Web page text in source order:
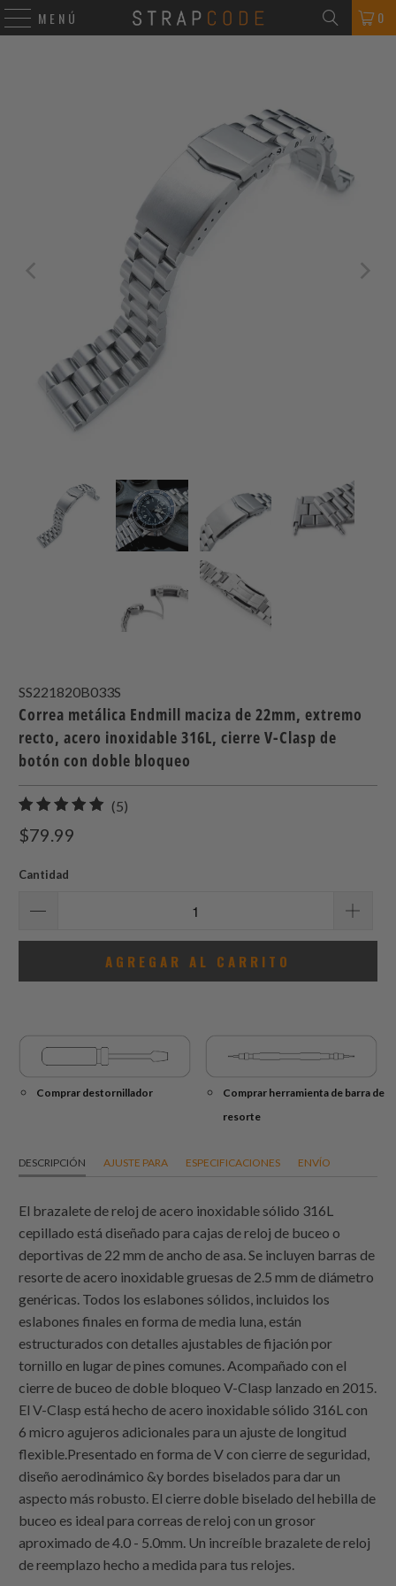
MENÚ 0
SS221820B033S
Correa metálica Endmill maciza de 22mm, extremo
recto, acero inoxidable 316L, cierre V-Clasp de
botón con doble bloqueo
(5)
$79.99
Cantidad
AGREGAR AL CARRITO
Comprar destornillador
Comprar herramienta de barra de
resorte
DESCRIPCIÓN AJUSTE PARA ESPECIFICACIONES ENVÍO
El brazalete de reloj de acero inoxidable sólido 316L
cepillado está diseñado para cajas de reloj de buceo o
deportivas de 22 mm de ancho de asa. Se incluyen barras de
resorte de acero inoxidable gruesas de 2.5 mm de diámetro
genéricas. Todos los eslabones sólidos, incluidos los
eslabones finales en forma de media luna, están
estructurados con detalles ajustables de fijación por
tornillo en lugar de pines comunes. Acompañado con el
cierre de buceo de doble bloqueo V-Clasp lanzado en 2015.
El V-Clasp está hecho de acero inoxidable sólido 316L con
6 micro agujeros adicionales para un ajuste de longitud
flexible.Presentado en forma de V con cierre de seguridad,
diseño aerodinámico &y bordes biselados para dar un
aspecto más robusto. El cierre doble biselado del hebilla de
buceo es ideal para correas de reloj con un grosor
aproximado de 4.0 - 5.0mm. Un increíble brazalete de reloj
de reemplazo hecho a medida para tus relojes.